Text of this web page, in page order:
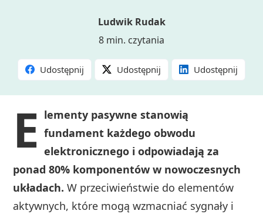
Ludwik Rudak
8 min. czytania
Udostępnij Udostępnij Udostępnij
E lementy pasywne stanowią
fundament każdego obwodu
elektronicznego i odpowiadają za
ponad 80% komponentów w nowoczesnych
układach. W przeciwieństwie do elementów
aktywnych, które mogą wzmacniać sygnały i